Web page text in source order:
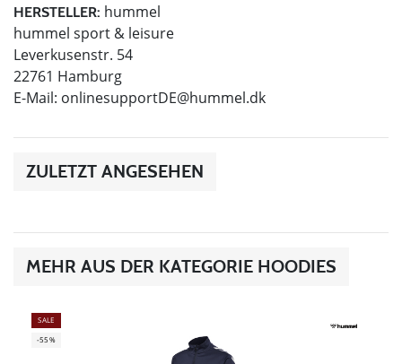
HERSTELLER: hummel
hummel sport & leisure
Leverkusenstr. 54
22761 Hamburg
E-Mail: onlinesupportDE@hummel.dk
ZULETZT ANGESEHEN
MEHR AUS DER KATEGORIE HOODIES
SALE
-55%